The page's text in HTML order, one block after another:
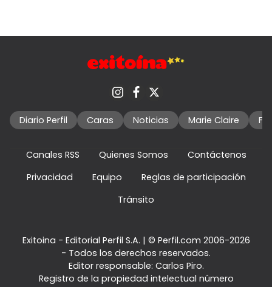
Diario Perfil Caras Noticias Marie Claire
Canales RSS Quienes Somos
Contáctenos
Privacidad
Equipo
Reglas de participación
Tránsito
Exitoina - Editorial Perfil S.A. | © Perfil.com 2006-2026
- Todos los derechos reservados.
Editor responsable: Carlos Piro.
Registro de la propiedad intelectual número